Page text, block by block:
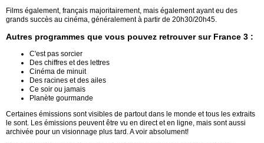
Films également, français majoritairement, mais également ayant eu des
grands succès au cinéma, généralement à partir de 20h30/20h45.
Autres programmes que vous pouvez retrouver sur France 3 :
C'est pas sorcier
Des chiffres et des lettres
Cinéma de minuit
Des racines et des ailes
Ce soir ou jamais
Planète gourmande
Certaines émissions sont visibles de partout dans le monde et tous les extraits
le sont. Les émissions peuvent être vu en direct et en ligne, mais sont aussi
archivée pour un visionnage plus tard. A voir absolument!